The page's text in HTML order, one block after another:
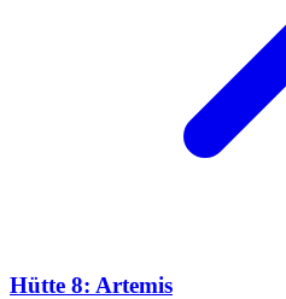
Hütte 8: Artemis